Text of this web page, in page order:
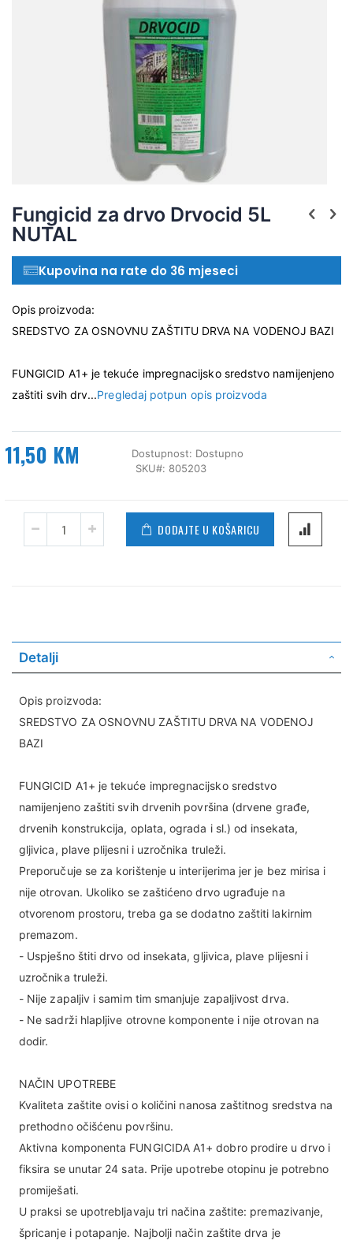
Fungicid za drvo Drvocid 5L
NUTAL
Kupovina na rate do 36 mjeseci
Opis proizvoda:
SREDSTVO ZA OSNOVNU ZAŠTITU DRVA NA VODENOJ BAZI
FUNGICID A1+ je tekuće impregnacijsko sredstvo namijenjeno
zaštiti svih drv...Pregledaj potpun opis proizvoda
11,50 KM Dostupnost: Dostupno
SKU
805203
DODAJTE U KOŠARICU
Detalji
Opis proizvoda:
SREDSTVO ZA OSNOVNU ZAŠTITU DRVA NA VODENOJ
BAZI
FUNGICID A1+ je tekuće impregnacijsko sredstvo
namijenjeno zaštiti svih drvenih površina (drvene građe,
drvenih konstrukcija, oplata, ograda i sl.) od insekata,
gljivica, plave plijesni i uzročnika truleži.
Preporučuje se za korištenje u interijerima jer je bez mirisa i
nije otrovan. Ukoliko se zaštićeno drvo ugrađuje na
otvorenom prostoru, treba ga se dodatno zaštiti lakirnim
premazom.
- Uspješno štiti drvo od insekata, gljivica, plave plijesni i
uzročnika truleži.
- Nije zapaljiv i samim tim smanjuje zapaljivost drva.
- Ne sadrži hlapljive otrovne komponente i nije otrovan na
dodir.
NAČIN UPOTREBE
Kvaliteta zaštite ovisi o količini nanosa zaštitnog sredstva na
prethodno očišćenu površinu.
Aktivna komponenta FUNGICIDA A1+ dobro prodire u drvo i
fiksira se unutar 24 sata. Prije upotrebe otopinu je potrebno
promiješati.
U praksi se upotrebljavaju tri načina zaštite: premazivanje,
špricanje i potapanje. Najbolji način zaštite drva je